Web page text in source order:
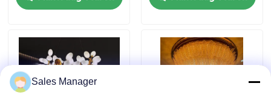
De Lichten van de tegenhangerkroonluchter
Op maat gemaakte kandelaars
de lichten van de douanetegenhanger
Sales Manager